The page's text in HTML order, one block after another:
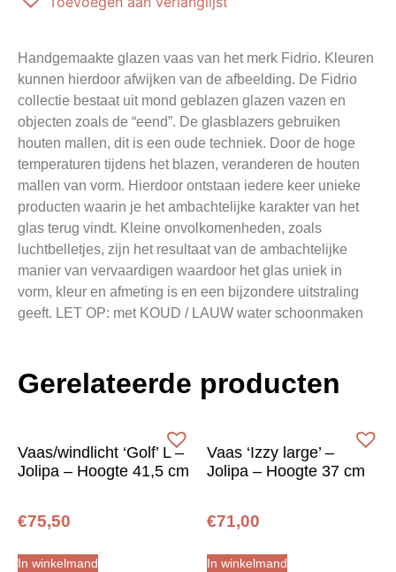
Handgemaakte glazen vaas van het merk Fidrio. Kleuren
kunnen hierdoor afwijken van de afbeelding. De Fidrio
collectie bestaat uit mond geblazen glazen vazen en
objecten zoals de “eend”. De glasblazers gebruiken
houten mallen, dit is een oude techniek. Door de hoge
temperaturen tijdens het blazen, veranderen de houten
mallen van vorm. Hierdoor ontstaan iedere keer unieke
producten waarin je het ambachtelijke karakter van het
glas terug vindt. Kleine onvolkomenheden, zoals
luchtbelletjes, zijn het resultaat van de ambachtelijke
manier van vervaardigen waardoor het glas uniek in
vorm, kleur en afmeting is en een bijzondere uitstraling
geeft. LET OP: met KOUD / LAUW water schoonmaken
Gerelateerde producten
Vaas/windlicht ‘Golf’ L –
Jolipa – Hoogte 41,5 cm
€75,50
In winkelmand
Vaas ‘Izzy large’ –
Jolipa – Hoogte 37 cm
€71,00
In winkelmand